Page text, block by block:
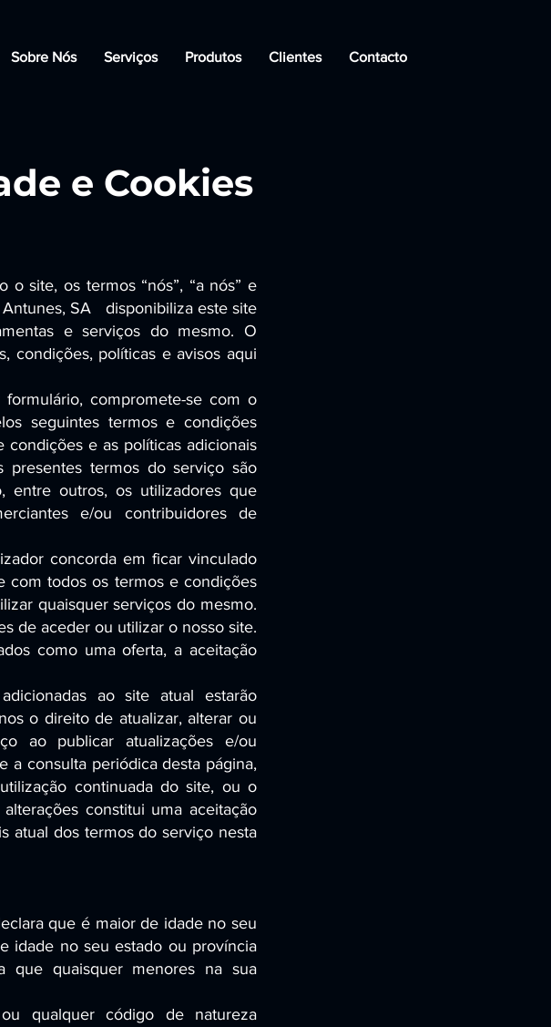
Sobre Nós Serviços Produtos Clientes Contacto
e Cookies
site, os termos “nós”, “a nós” e
Antunes, SA disponibiliza este site
e serviços do mesmo. O
condições, políticas e avisos aqui
compromete-se com o
seguintes termos e condições
condições e as políticas adicionais
presentes termos do serviço são
entre outros, os utilizadores que
e/ou contribuidores de
concorda em ficar vinculado
com todos os termos e condições
quaisquer serviços do mesmo.
de aceder ou utilizar o nosso site.
como uma oferta, a aceitação
ao site atual estarão
o direito de atualizar, alterar ou
ao publicar atualizações e/ou
a consulta periódica desta página,
continuada do site, ou o
constitui uma aceitação
atual dos termos do serviço nesta
que é maior de idade no seu
idade no seu estado ou província
que quaisquer menores na sua
qualquer código de natureza